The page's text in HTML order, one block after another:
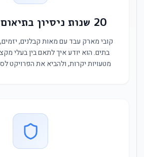
20 שנות ניסיון בתיאום פרויקטים
קובי מארק עבד עם מאות קבלנים, יזמים,
בתים. הוא יודע איך לתאם בין בעלי
מטעויות יקרות, ולהביא את הפרויקט